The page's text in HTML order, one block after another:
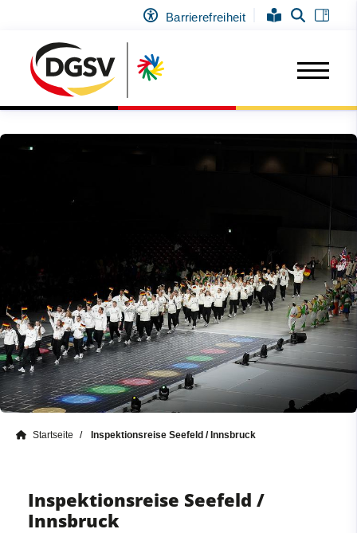
Barrierefreiheit
Startseite Inspektionsreise Seefeld / Innsbruck
Inspektionsreise Seefeld /
Innsbruck